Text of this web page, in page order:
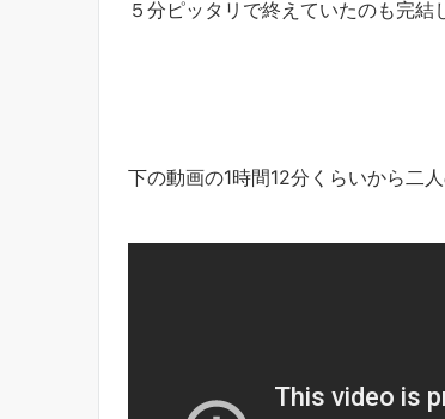
５分ピッタリで終えていたのも完結
下の動画の1時間12分くらいから二